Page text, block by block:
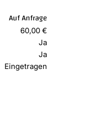
Auf Anfrage
60,00 €
Ja
Ja
Eingetragen